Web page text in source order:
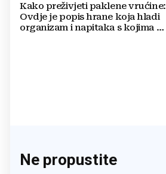
Kako preživjeti paklene vrućine:
Ovdje je popis hrane koja hladi
organizam i napitaka s kojima si
Ne propustite